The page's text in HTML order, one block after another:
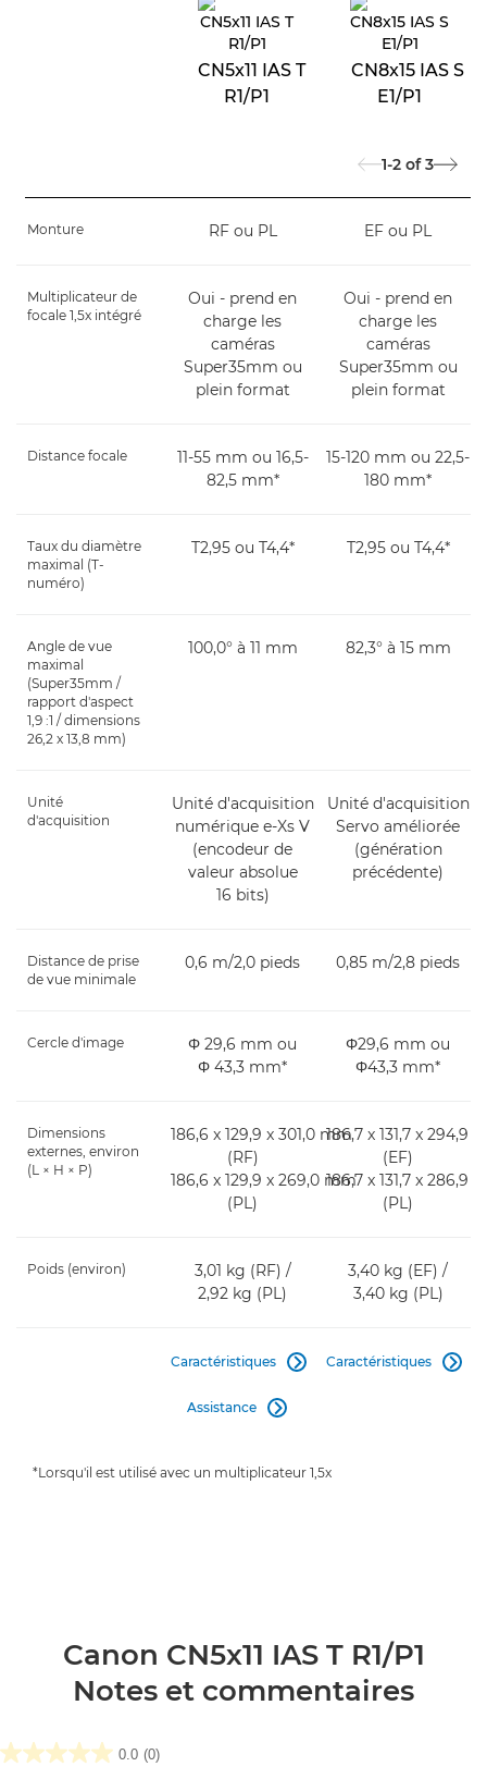
CN5x11 IAS T
R1/P1
CN8x15 IAS S
E1/P1
1-2 of 3
Monture RF ou PL EF ou PL
Multiplicateur de
focale 1,5x intégré
Oui - prend en
charge les
caméras
Super35mm ou
plein format
Oui - prend en
charge les
caméras
Super35mm ou
plein format
Distance focale
11-55 mm ou 16,5-
82,5 mm*
15-120 mm ou 22,5-
180 mm*
Taux du diamètre
maximal (T-
numéro)
T2,95 ou T4,4* T2,95 ou T4,4*
Angle de vue
maximal
(Super35mm /
rapport d'aspect
1,9 :1 / dimensions
26,2 x 13,8 mm)
100,0° à 11 mm 82,3° à 15 mm
Unité
d'acquisition
Unité d'acquisition
numérique e-Xs V
(encodeur de
valeur absolue
16 bits)
Unité d'acquisition
Servo améliorée
(génération
précédente)
Distance de prise
de vue minimale
0,6 m/2,0 pieds 0,85 m/2,8 pieds
Cercle d'image
Φ 29,6 mm ou
Φ 43,3 mm*
Φ29,6 mm ou
Φ43,3 mm*
Dimensions
externes, environ
(L × H × P)
186,6 x 129,9 x 301,0 mm
(RF)
186,6 x 129,9 x 269,0 mm
(PL)
186,7 x 131,7 x 294,9
(EF)
186,7 x 131,7 x 286,9
(PL)
Poids (environ)
3,01 kg (RF) /
2,92 kg (PL)
3,40 kg (EF) /
3,40 kg (PL)
Caractéristiques 
Assistance 
Caractéristiques 
*Lorsqu'il est utilisé avec un multiplicateur 1,5x
Canon CN5x11 IAS T R1/P1
Notes et commentaires
0.0 (0)
0.0